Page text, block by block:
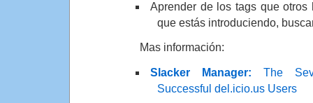
Aprender de los tags que
que estás introduciendo,
Mas información:
Slacker Manager: The
Successful del.icio.us Users